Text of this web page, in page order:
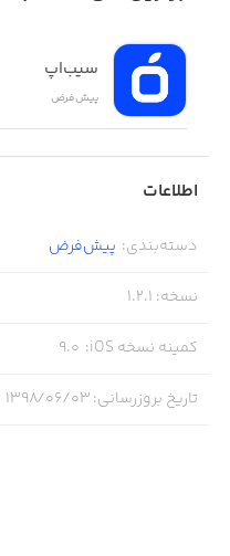
استفاده از قدرت‌های
لِول‌آپ کردن و شخصی‌سازی اتاق
سیب‌اپ
پیش‌فرض
اطلاعات
دسته‌بندی: پیش‌فرض
نسخه:
1.2.1
کمینه نسخه iOS :
9.0
تاریخ بروزرسانی:۱۳۹۸/۰۶/۰۳